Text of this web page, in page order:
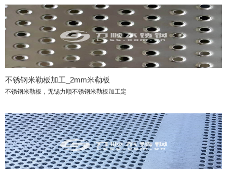
不锈钢米勒板加工_2mm米勒板
不锈钢米勒板，无锡力顺不锈钢米勒板加工定